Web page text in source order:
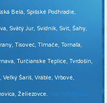
Belá, Spišské Podhradie,
Svätý Jur, Svidník, Svit, Šahy,
Tisovec, Tlmače, Tornaľa,
Turčianske Teplice, Tvrdošín,
Šariš, Vráble, Vrbové,
Želiezovce. Viac informácií ...